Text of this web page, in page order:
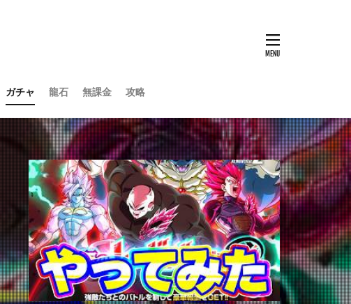
ガチャ 龍石 無課金 攻略